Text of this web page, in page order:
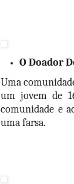
O Doador
Uma
um jovem de
comunidade e
uma farsa.